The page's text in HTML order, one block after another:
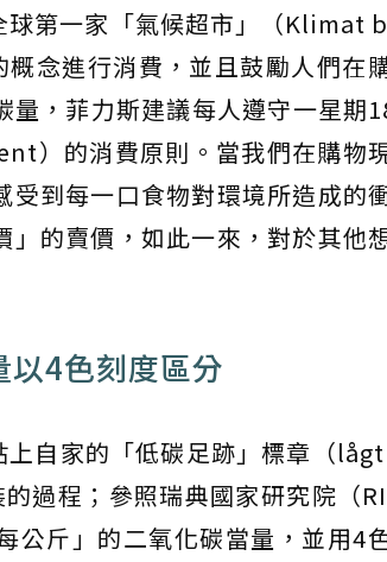
球第一家「氣候超市」（Klimat
念進行消費，並且鼓勵人們在
，菲力斯建議每人遵守一星期
）的消費原則。當我們在購物
到每一口食物對環境所造成的
的賣價，如此一來，對於其他
以4色刻度區分
上自家的「低碳足跡」標章（
過程；參照瑞典國家研究院（
公斤」的二氧化碳當量，並用4